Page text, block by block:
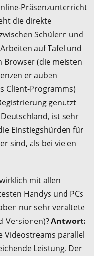
Präsenzunterricht
die direkte
Schülern und
auf Tafel und
Browser (die meisten
erlauben
Client-Programms)
genutzt
ist sehr
Einstiegshürden für
sind, als bei vielen
mit allen
Handys und PCs
nur sehr veraltete
Versionen)?Antwort:
Videostreams parallel
Leistung. Der